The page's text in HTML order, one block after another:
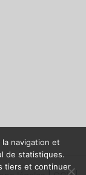
navigation et
de statistiques.
tiers et continuer